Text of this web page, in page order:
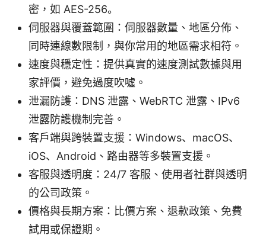
密，如 AES-256。
伺服器與覆蓋範圍：伺服器數量、地區分佈、
同時連線數限制，與你常用的地區需求相符。
速度與穩定性：提供真實的速度測試數據與用
家評價，避免過度吹噓。
泄漏防護：DNS 泄露、WebRTC 泄露、IPv6
泄露防護機制完善。
客戶端與跨裝置支援：Windows、macOS、
iOS、Android、路由器等多裝置支援。
客服與透明度：24/7 客服、使用者社群與透明
的公司政策。
價格與長期方案：比價方案、退款政策、免費
試用或保證期。